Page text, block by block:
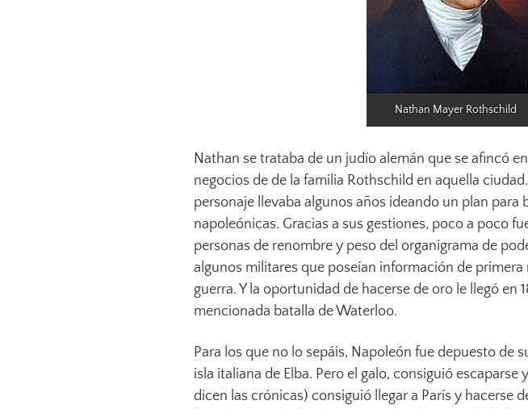
Nathan Mayer Rothschild
Nathan se trataba de un judío alemán que se afincó
negocios de de la familia Rothschild en aquella
personaje llevaba algunos años ideando un plan para
napoleónicas. Gracias a sus gestiones, poco a poco
personas de renombre y peso del organigrama de
algunos militares que poseían información de
guerra. Y la oportunidad de hacerse de oro le llegó en
mencionada batalla de Waterloo.
Para los que no lo sepáis, Napoleón fue depuesto de
isla italiana de Elba. Pero el galo, consiguió escaparse
dicen las crónicas) consiguió llegar a París y hacerse